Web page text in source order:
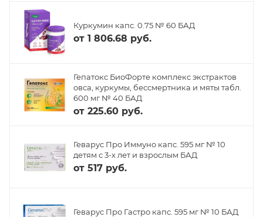
Куркумин капс. 0.75 № 60 БАД
от 1 806.68 руб.
Гепатокс БиоФорте комплекс экстрактов
овса, куркумы, бессмертника и мяты табл.
600 мг № 40 БАД
от 225.60 руб.
Геварус Про Иммуно капс. 595 мг № 10
детям с 3-х лет и взрослым БАД
от 517 руб.
Геварус Про Гастро капс. 595 мг № 10 БАД